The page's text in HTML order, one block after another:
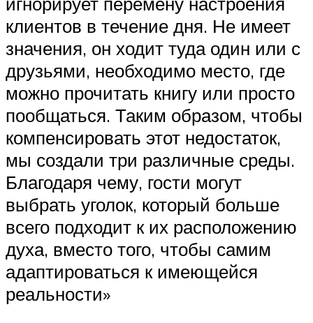
клиентов в течение дня. Не имеет
значения, он ходит туда один или с
друзьями, необходимо место, где
можно прочитать книгу или просто
пообщаться. Таким образом, чтобы
компенсировать этот недостаток,
мы создали три различные среды.
Благодаря чему, гости могут
выбрать уголок, который больше
всего подходит к их расположению
духа, вместо того, чтобы самим
адаптироваться к имеющейся
реальности»